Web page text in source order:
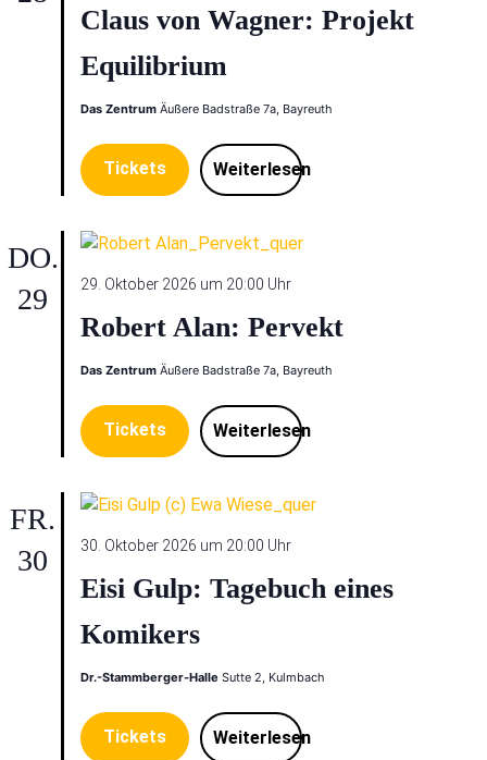
Claus von Wagner: Projekt
Equilibrium
Das Zentrum Äußere Badstraße 7a, Bayreuth
Tickets Weiterlesen
DO.
29
29. Oktober 2026 um 20:00 Uhr
Robert Alan: Pervekt
Das Zentrum Äußere Badstraße 7a, Bayreuth
Tickets Weiterlesen
FR.
30
30. Oktober 2026 um 20:00 Uhr
Eisi Gulp: Tagebuch eines
Komikers
Dr.-Stammberger-Halle Sutte 2, Kulmbach
Tickets Weiterlesen